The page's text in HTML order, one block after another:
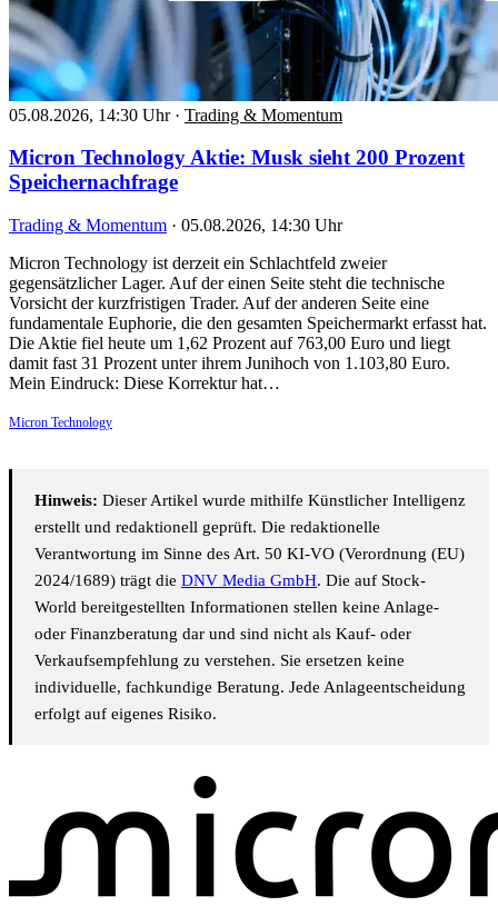
05.08.2026, 14:30 Uhr · Trading & Momentum
Micron Technology Aktie: Musk sieht 200 Prozent
Speichernachfrage
Trading & Momentum · 05.08.2026, 14:30 Uhr
Micron Technology ist derzeit ein Schlachtfeld zweier
gegensätzlicher Lager. Auf der einen Seite steht die technische
Vorsicht der kurzfristigen Trader. Auf der anderen Seite eine
fundamentale Euphorie, die den gesamten Speichermarkt erfasst hat.
Die Aktie fiel heute um 1,62 Prozent auf 763,00 Euro und liegt
damit fast 31 Prozent unter ihrem Junihoch von 1.103,80 Euro.
Mein Eindruck: Diese Korrektur hat…
Micron Technology
Hinweis: Dieser Artikel wurde mithilfe Künstlicher Intelligenz
erstellt und redaktionell geprüft. Die redaktionelle
Verantwortung im Sinne des Art. 50 KI-VO (Verordnung (EU)
2024/1689) trägt die DNV Media GmbH. Die auf Stock-
World bereitgestellten Informationen stellen keine Anlage-
oder Finanzberatung dar und sind nicht als Kauf- oder
Verkaufsempfehlung zu verstehen. Sie ersetzen keine
individuelle, fachkundige Beratung. Jede Anlageentscheidung
erfolgt auf eigenes Risiko.